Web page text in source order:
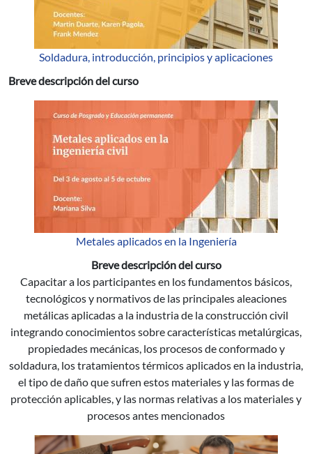
Soldadura, introducción, principios y aplicaciones
Breve descripción del curso
Metales aplicados en la Ingeniería
Breve descripción del curso
Capacitar a los participantes en los fundamentos básicos,
tecnológicos y normativos de las principales aleaciones
metálicas aplicadas a la industria de la construcción civil
integrando conocimientos sobre características metalúrgicas,
propiedades mecánicas, los procesos de conformado y
soldadura, los tratamientos térmicos aplicados en la industria,
el tipo de daño que sufren estos materiales y las formas de
protección aplicables, y las normas relativas a los materiales y
procesos antes mencionados